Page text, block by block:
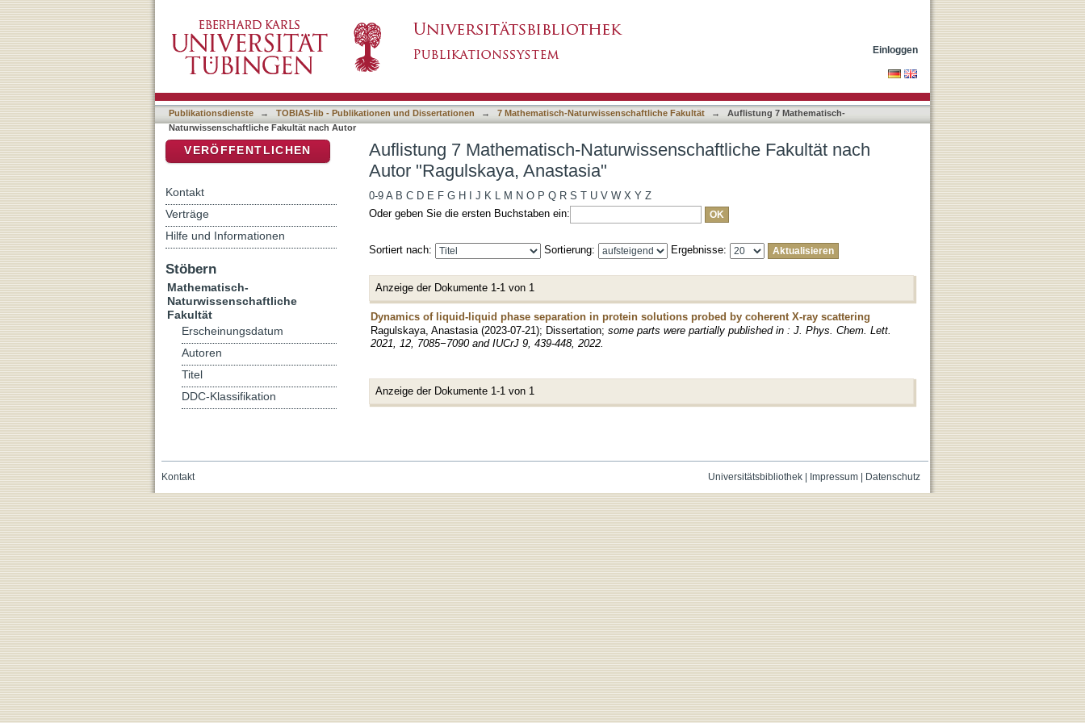
Einloggen
Publikationsdienste → TOBIAS-lib - Publikationen und Dissertationen → 7 Mathematisch-Naturwissenschaftliche Fakultät →
Auflistung 7 Mathematisch-
Naturwissenschaftliche Fakultät nach Autor
Auflistung 7 Mathematisch-Naturwissenschaftliche Fakultät nach
Autor "Ragulskaya, Anastasia"
0-9 A B C D E F G H J K L M N O P Q R S T U V W X Y Z
Oder geben Sie die ersten Buchstaben ein:
Sortiert nach: Sortierung: Ergebnisse:
Anzeige der Dokumente 1-1 von 1
Dynamics of liquid-liquid phase separation in protein solutions probed by coherent X-ray scattering
Ragulskaya, Anastasia (2023-07-21); Dissertation; some parts were partially published in : J. Phys. Chem. Lett.
2021, 12, 7085−7090 and IUCrJ 9, 439-448, 2022.
Anzeige der Dokumente 1-1 von 1
VERÖFFENTLICHEN
Kontakt
Verträge
Hilfe und Informationen
Stöbern
Mathematisch-
Naturwissenschaftliche
Fakultät
Erscheinungsdatum
Autoren
Titel
DDC-Klassifikation
Universitätsbibliothek| Impressum| Datenschutz
Kontakt